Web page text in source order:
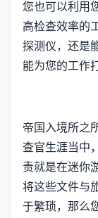
您也可以利用
高检查效率的
探测仪，还是
能为您的工作
帝国入境所之
查官生涯当中
责就是在迷你
将这些文件与
于繁琐，那么